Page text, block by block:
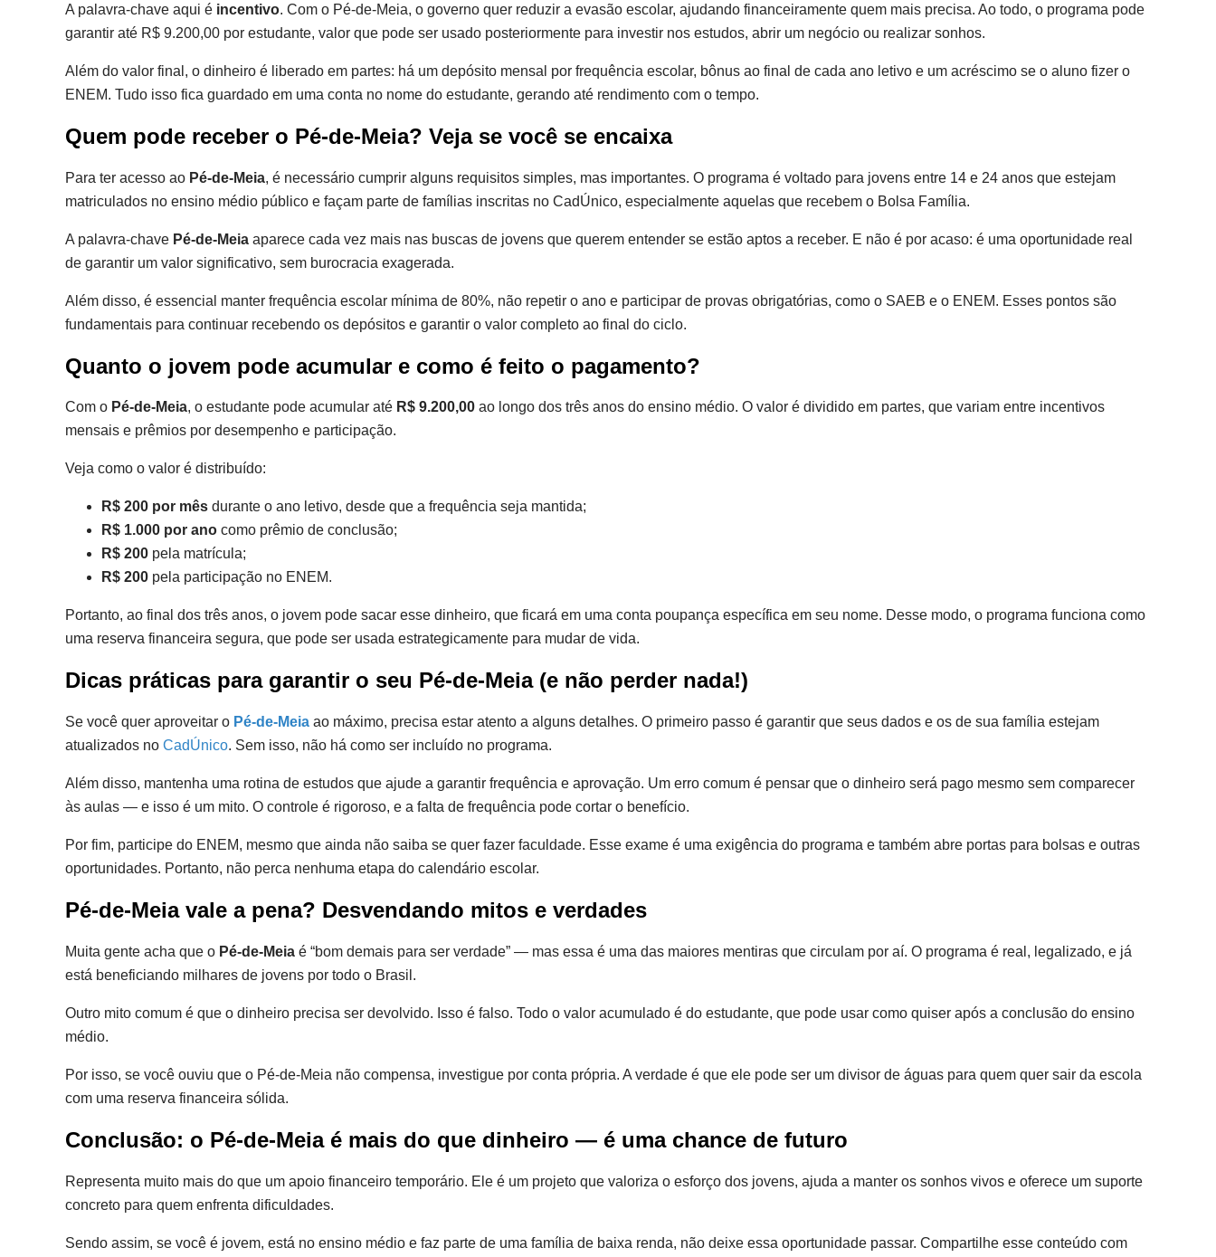
A palavra-chave aqui é incentivo. Com o Pé-de-Meia, o governo quer reduzir a evasão escolar, ajudando financeiramente quem mais precisa. Ao todo, o programa pode
garantir até R$ 9.200,00 por estudante, valor que pode ser usado posteriormente para investir nos estudos, abrir um negócio ou realizar sonhos.
Além do valor final, o dinheiro é liberado em partes: há um depósito mensal por frequência escolar, bônus ao final de cada ano letivo e um acréscimo se o aluno fizer o
ENEM. Tudo isso fica guardado em uma conta no nome do estudante, gerando até rendimento com o tempo.
Quem pode receber o Pé-de-Meia? Veja se você se encaixa
Para ter acesso ao Pé-de-Meia, é necessário cumprir alguns requisitos simples, mas importantes. O programa é voltado para jovens entre 14 e 24 anos que estejam
matriculados no ensino médio público e façam parte de famílias inscritas no CadÚnico, especialmente aquelas que recebem o Bolsa Família.
A palavra-chave Pé-de-Meia aparece cada vez mais nas buscas de jovens que querem entender se estão aptos a receber. E não é por acaso: é uma oportunidade real
de garantir um valor significativo, sem burocracia exagerada.
Além disso, é essencial manter frequência escolar mínima de 80%, não repetir o ano e participar de provas obrigatórias, como o SAEB e o ENEM. Esses pontos são
fundamentais para continuar recebendo os depósitos e garantir o valor completo ao final do ciclo.
Quanto o jovem pode acumular e como é feito o pagamento?
Com o Pé-de-Meia, o estudante pode acumular até R$ 9.200,00 ao longo dos três anos do ensino médio. O valor é dividido em partes, que variam entre incentivos
mensais e prêmios por desempenho e participação.
Veja como o valor é distribuído:
R$ 200 por mês durante o ano letivo, desde que a frequência seja mantida;
R$ 1.000 por ano como prêmio de conclusão;
R$ 200 pela matrícula;
R$ 200 pela participação no ENEM.
Portanto, ao final dos três anos, o jovem pode sacar esse dinheiro, que ficará em uma conta poupança específica em seu nome. Desse modo, o programa funciona como
uma reserva financeira segura, que pode ser usada estrategicamente para mudar de vida.
Dicas práticas para garantir o seu Pé-de-Meia (e não perder nada!)
Se você quer aproveitar o Pé-de-Meia ao máximo, precisa estar atento a alguns detalhes. O primeiro passo é garantir que seus dados e os de sua família estejam
atualizados no CadÚnico. Sem isso, não há como ser incluído no programa.
Além disso, mantenha uma rotina de estudos que ajude a garantir frequência e aprovação. Um erro comum é pensar que o dinheiro será pago mesmo sem comparecer
às aulas — e isso é um mito. O controle é rigoroso, e a falta de frequência pode cortar o benefício.
Por fim, participe do ENEM, mesmo que ainda não saiba se quer fazer faculdade. Esse exame é uma exigência do programa e também abre portas para bolsas e outras
oportunidades. Portanto, não perca nenhuma etapa do calendário escolar.
Pé-de-Meia vale a pena? Desvendando mitos e verdades
Muita gente acha que o Pé-de-Meia é “bom demais para ser verdade” — mas essa é uma das maiores mentiras que circulam por aí. O programa é real, legalizado, e já
está beneficiando milhares de jovens por todo o Brasil.
Outro mito comum é que o dinheiro precisa ser devolvido. Isso é falso. Todo o valor acumulado é do estudante, que pode usar como quiser após a conclusão do ensino
médio.
Por isso, se você ouviu que o Pé-de-Meia não compensa, investigue por conta própria. A verdade é que ele pode ser um divisor de águas para quem quer sair da escola
com uma reserva financeira sólida.
Conclusão: o Pé-de-Meia é mais do que dinheiro — é uma chance de futuro
Representa muito mais do que um apoio financeiro temporário. Ele é um projeto que valoriza o esforço dos jovens, ajuda a manter os sonhos vivos e oferece um suporte
concreto para quem enfrenta dificuldades.
Sendo assim, se você é jovem, está no ensino médio e faz parte de uma família de baixa renda, não deixe essa oportunidade passar. Compartilhe esse conteúdo com